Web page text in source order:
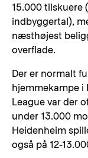
15.000 tilskuere
indbyggertal),
næsthøjest
overflade.
Der er normalt
hjemmekampe i
League var der
under 13.000
Heidenheim
også på 12-